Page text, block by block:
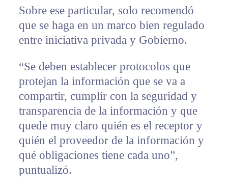
Sobre ese particular, solo recomendó
que se haga en un marco bien regulado
entre iniciativa privada y Gobierno.
“Se deben establecer protocolos que
protejan la información que se va a
compartir, cumplir con la seguridad y
transparencia de la información y que
quede muy claro quién es el receptor y
quién el proveedor de la información y
qué obligaciones tiene cada uno”,
puntualizó.